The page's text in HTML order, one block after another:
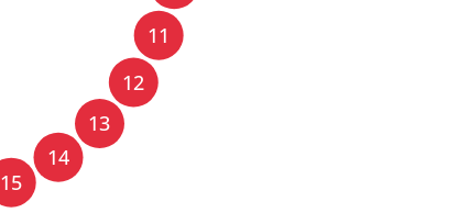
11
12
13
14
15